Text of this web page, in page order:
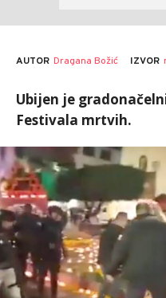
AUTOR Dragana Božić IZVOR
Ubijen je
Festivala mrtvih.